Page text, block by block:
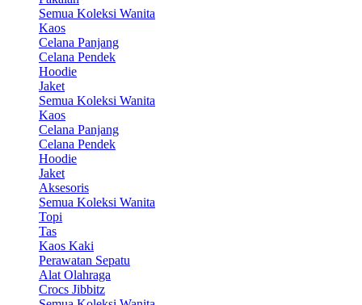
Semua Koleksi Wanita
Kaos
Celana Panjang
Celana Pendek
Hoodie
Jaket
Semua Koleksi Wanita
Kaos
Celana Panjang
Celana Pendek
Hoodie
Jaket
Aksesoris
Semua Koleksi Wanita
Topi
Tas
Kaos Kaki
Perawatan Sepatu
Alat Olahraga
Crocs Jibbitz